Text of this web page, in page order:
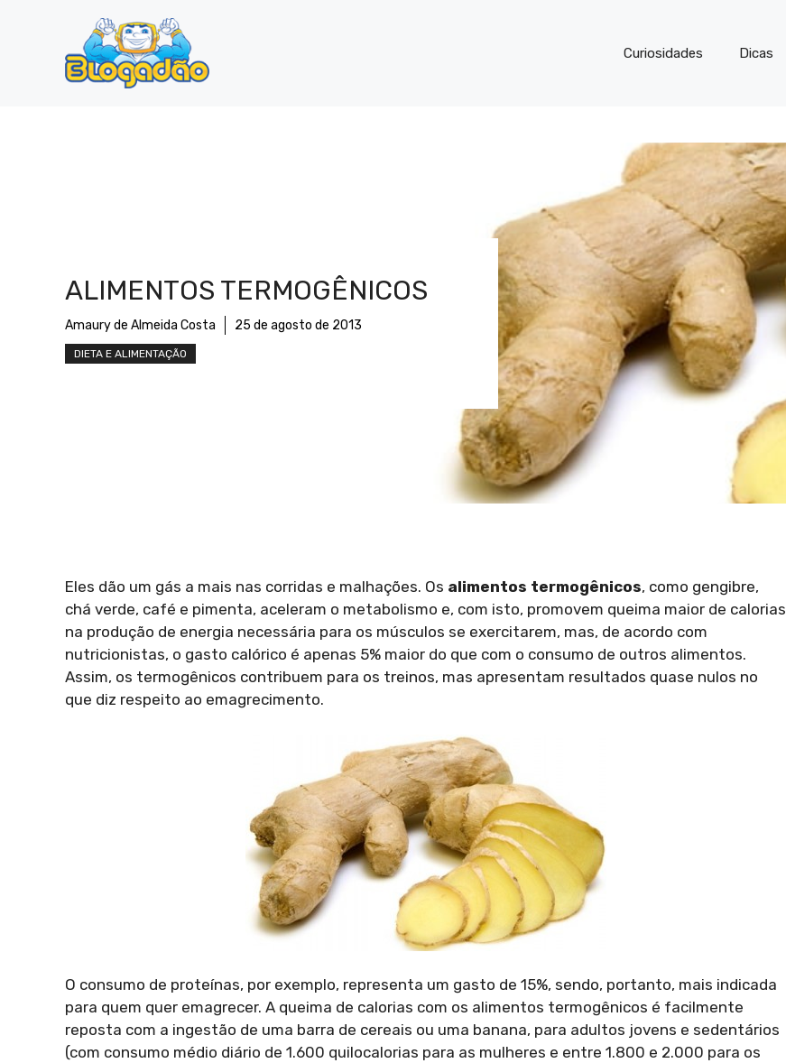
conteúdo
Curiosidades Dicas
ALIMENTOS TERMOGÊNICOS
Amaury de Almeida Costa 25 de agosto de 2013
DIETA E ALIMENTAÇÃO
Eles dão um gás a mais nas corridas e malhações. Os alimentos termogênicos, como gengibre,
chá verde, café e pimenta, aceleram o metabolismo e, com isto, promovem queima maior de calorias
na produção de energia necessária para os músculos se exercitarem, mas, de acordo com
nutricionistas, o gasto calórico é apenas 5% maior do que com o consumo de outros alimentos.
Assim, os termogênicos contribuem para os treinos, mas apresentam resultados quase nulos no
que diz respeito ao emagrecimento.
O consumo de proteínas, por exemplo, representa um gasto de 15%, sendo, portanto, mais indicada
para quem quer emagrecer. A queima de calorias com os alimentos termogênicos é facilmente
reposta com a ingestão de uma barra de cereais ou uma banana, para adultos jovens e sedentários
(com consumo médio diário de 1.600 quilocalorias para as mulheres e entre 1.800 e 2.000 para os